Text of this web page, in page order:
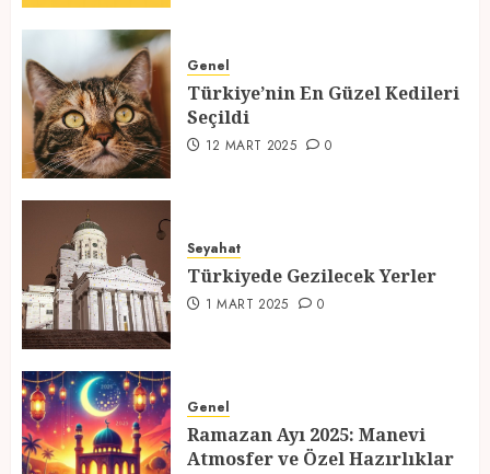
3
12 MART 2025
4
5
28 ŞUBAT 2025
Genel
Türkiye’nin En Güzel Kedileri
Seçildi
12 MART 2025 0
Seyahat
Türkiyede Gezilecek Yerler
1 MART 2025 0
Genel
Ramazan Ayı 2025: Manevi
Atmosfer ve Özel Hazırlıklar